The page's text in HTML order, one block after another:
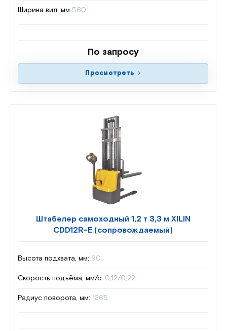
Ширина вил, мм 560
По запросу
Просмотреть
Штабелер самоходный 1,2 т 3,3 м XILIN
CDD12R-E (сопровождаемый)
Высота подхвата, мм: 90
Скорость подъёма, мм/с: 0,12/0,22
Радиус поворота, мм: 1365